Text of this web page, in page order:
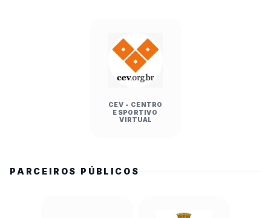
CEV - CENTRO
ESPORTIVO
VIRTUAL
PARCEIROS PÚBLICOS